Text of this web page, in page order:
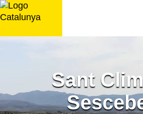
Saltar
al
Sant